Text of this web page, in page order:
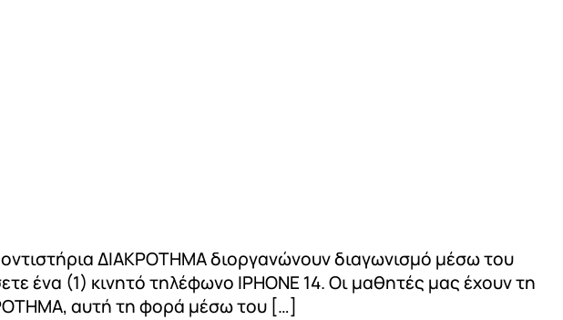
ΔΙΑΚΡΟΤΗΜΑ διοργανώνουν διαγωνισμό μέσω του
ένα (1) κινητό τηλέφωνο ΙΡΗΟΝΕ 14. Οι μαθητές μας έχουν τη
αυτή τη φορά μέσω του […]